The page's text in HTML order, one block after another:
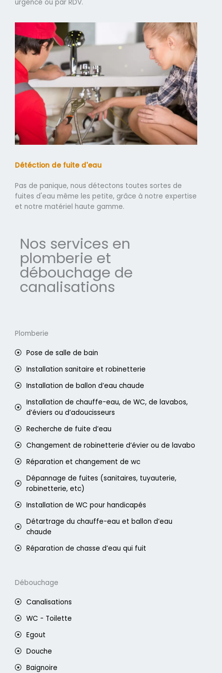
urgence ou par RDV.
Détéction de fuite d'eau
Pas de panique, nous détectons toutes sortes de
fuites d'eau même les petite, grâce à notre expertise
et notre matériel haute gamme.
Nos services en
plomberie et
débouchage de
canalisations
Plomberie
Pose de salle de bain
Installation sanitaire et robinetterie
Installation de ballon d’eau chaude
Installation de chauffe-eau, de WC, de lavabos,
d’éviers ou d’adoucisseurs
Recherche de fuite d’eau
Changement de robinetterie d’évier ou de lavabo
Réparation et changement de wc
Dépannage de fuites (sanitaires, tuyauterie,
robinetterie, etc)
Installation de WC pour handicapés
Détartrage du chauffe-eau et ballon d’eau
chaude
Réparation de chasse d’eau qui fuit
Débouchage
Canalisations
WC - Toilette
Egout
Douche
Baignoire